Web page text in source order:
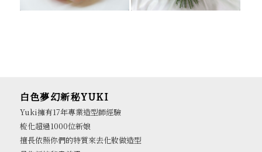
白色夢幻新秘YUKI
Yuki擁有17年專業造型師經驗
梳化超過1000位新娘
擅長依照你們的特質來去化妝做造型